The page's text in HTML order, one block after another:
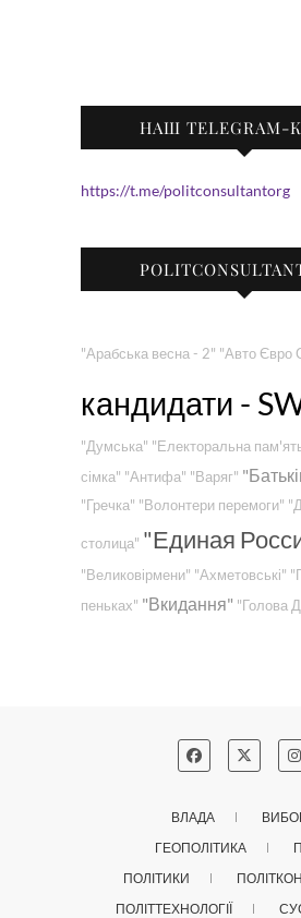
НАШ TELEGRAM-
https://t.me/politconsultantorg
"Арабська весна - 2" "Авто Євро
кандидати -
"Думська" "Електоральна
сімка" "Антифа" "Варяг"
"Гречка" "Волонтери перемоги"
столица" "Единая
"Великовірмени" "Ахметовські"
пеньках" "Вкидання" "Голова
ВЛАДА
ГЕОПОЛІТИКА
ПОЛІТИКИ
ПОЛІТТЕХНОЛОГІЇ